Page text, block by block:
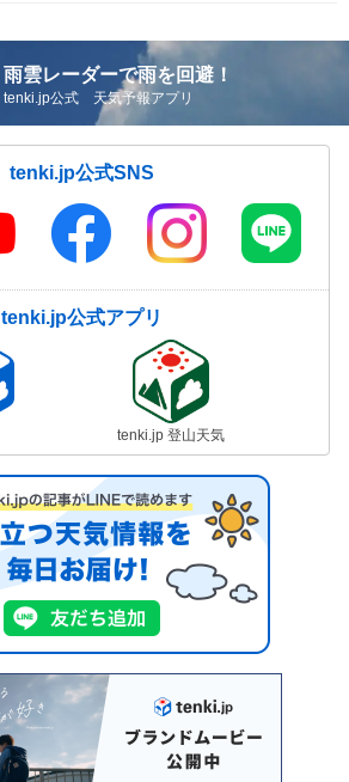
雨雲レーダーで雨を回避！
tenki.jp公式 天気予報アプリ
tenki.jp公式SNS
tenki.jp公式アプリ
tenki.jp 登山天気